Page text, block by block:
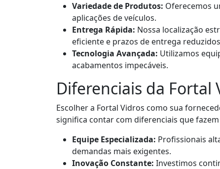
Variedade de Produtos: Oferecemos
aplicações de veículos.
Entrega Rápida: Nossa localização
eficiente e prazos de entrega
Tecnologia Avançada: Utilizamos
acabamentos impecáveis.
Diferenciais da Fortal
Escolher a Fortal Vidros como sua
significa contar com diferenciais que
Equipe Especializada: Profissionais
demandas mais exigentes.
Inovação Constante: Investimos